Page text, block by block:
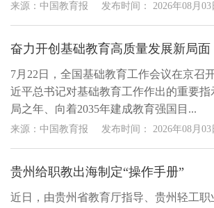
来源：中国教育报 发布时间： 2026年08月03
奋力开创基础教育高质量发展新局面
7月22日，全国基础教育工作会议在京召
近平总书记对基础教育工作作出的重要指
局之年、向着2035年建成教育强国目...
来源：中国教育报 发布时间： 2026年08月03
贵州给职教出海制定“操作手册”
近日，由贵州省教育厅指导、贵州轻工职